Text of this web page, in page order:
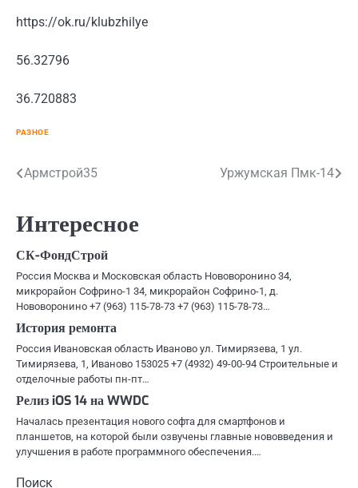
https://ok.ru/klubzhilye
56.32796
36.720883
РАЗНОЕ
Навигация
записям
Армстрой35 Уржумская Пмк-14
Интересное
СК-ФондСтрой
Россия Москва и Московская область Нововоронино 34,
микрорайон Софрино-1 34, микрорайон Софрино-1, д.
Нововоронино +7 (963) 115-78-73 +7 (963) 115-78-73…
История ремонта
Россия Ивановская область Иваново ул. Тимирязева, 1 ул.
Тимирязева, 1, Иваново 153025 +7 (4932) 49-00-94 Строительные и
отделочные работы пн-пт…
Релиз iOS 14 на WWDC
Началась презентация нового софта для смартфонов и
планшетов, на которой были озвучены главные нововведения и
улучшения в работе программного обеспечения.…
Поиск